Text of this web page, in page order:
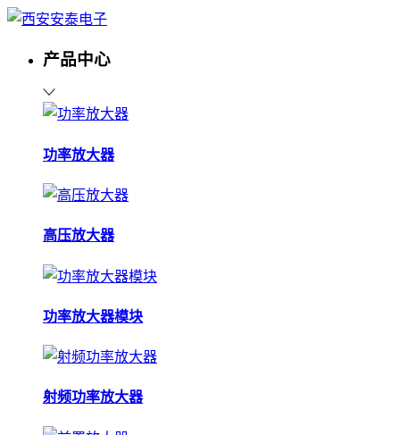
产品中心
功率放大器
高压放大器
功率放大器模块
射频功率放大器